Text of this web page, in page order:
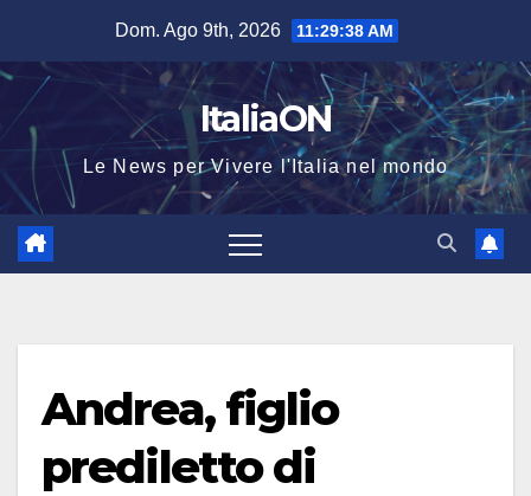
contenuto
Dom. Ago 9th, 2026 11:29:39 AM
ItaliaON
Le News per Vivere l'Italia nel mondo
Andrea, figlio
prediletto di